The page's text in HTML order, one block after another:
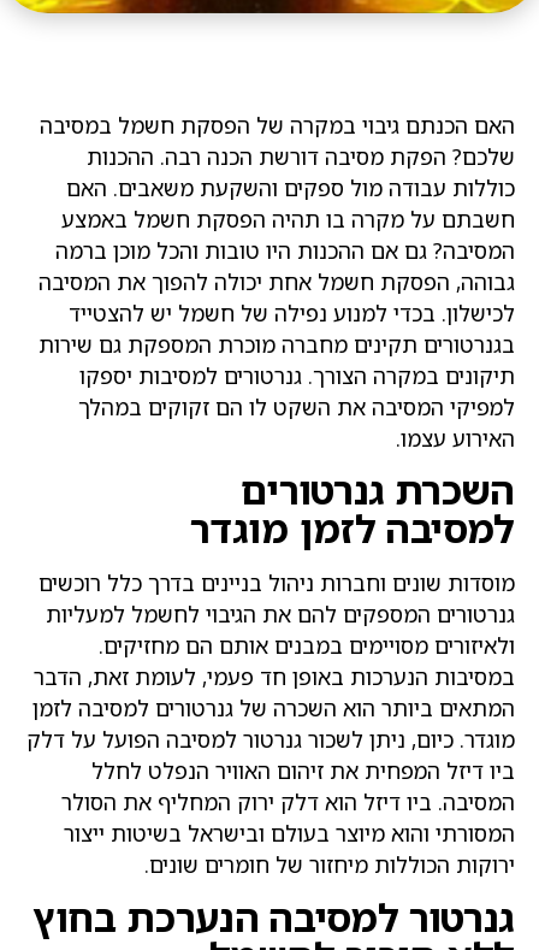
הכנתם גיבוי במקרה של הפסקת חשמל במסיבה
הפקת מסיבה דורשת הכנה רבה. ההכנות
עבודה מול ספקים והשקעת משאבים. האם
על מקרה בו תהיה הפסקת חשמל באמצע
גם אם ההכנות היו טובות והכל מוכן ברמה
הפסקת חשמל אחת יכולה להפוך את המסיבה
בכדי למנוע נפילה של חשמל יש להצטייד
תקינים מחברה מוכרת המספקת גם שירות
במקרה הצורך. גנרטורים למסיבות יספקו
המסיבה את השקט לו הם זקוקים במהלך
עצמו.
גנרטורים
לזמן מוגדר
שונים וחברות ניהול בניינים בדרך כלל רוכשים
המספקים להם את הגיבוי לחשמל למעליות
מסויימים במבנים אותם הם מחזיקים.
הנערכות באופן חד פעמי, לעומת זאת, הדבר
ביותר הוא השכרה של גנרטורים למסיבה לזמן
כיום, ניתן לשכור גנרטור למסיבה הפועל על דלק
דיזל המפחית את זיהום האוויר הנפלט לחלל
ביו דיזל הוא דלק ירוק המחליף את הסולר
והוא מיוצר בעולם ובישראל בשיטות ייצור
הכוללות מיחזור של חומרים שונים.
למסיבה הנערכת בחוץ